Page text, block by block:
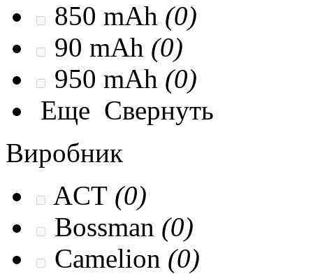
850 mAh (0)
90 mAh (0)
950 mAh (0)
Еще Свернуть
Виробник
ACT (0)
Bossman (0)
Camelion (0)